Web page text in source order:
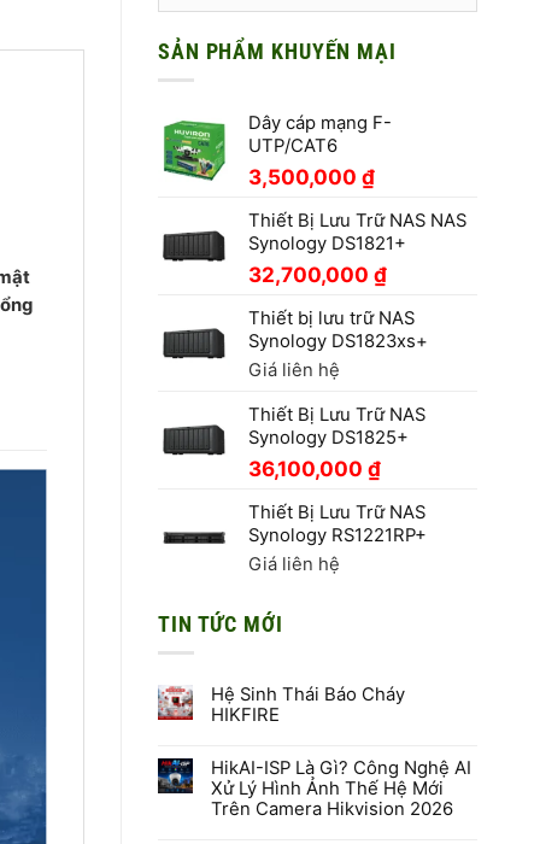
SẢN PHẨM KHUYẾN MẠI
Dây cáp mạng F-
UTP/CAT6
3,500,000 ₫
Thiết Bị Lưu Trữ NAS NAS
Synology DS1821+
32,700,000 ₫
Thiết bị lưu trữ NAS
Synology DS1823xs+
Giá liên hệ
Thiết Bị Lưu Trữ NAS
Synology DS1825+
36,100,000 ₫
Thiết Bị Lưu Trữ NAS
Synology RS1221RP+
Giá liên hệ
TIN TỨC MỚI
Hệ Sinh Thái Báo Cháy
HIKFIRE
bình
luận
ở
Hệ
HikAI-ISP Là Gì? Công Nghệ AI
Xử Lý Hình Ảnh Thế Hệ Mới
Trên Camera Hikvision 2026